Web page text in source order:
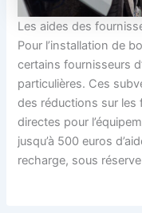
Les aides des
Pour l’installation de
certains fournisseurs
particulières. Ces
des réductions sur les
directes pour
jusqu’à 500 euros
recharge, sous